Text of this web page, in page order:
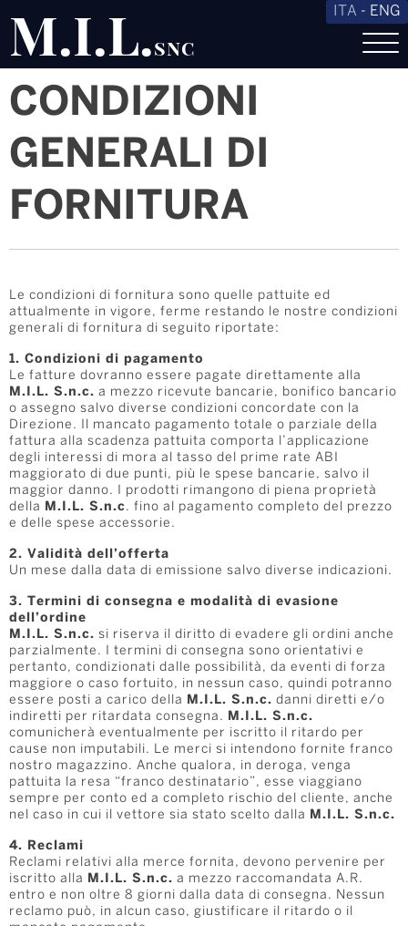
M.I.L.snc
ITA - ENG
CONDIZIONI
GENERALI DI
FORNITURA
Le condizioni di fornitura sono quelle pattuite ed
attualmente in vigore, ferme restando le nostre condizioni
generali di fornitura di seguito riportate:
1. Condizioni di pagamento
Le fatture dovranno essere pagate direttamente alla
M.I.L. S.n.c. a mezzo ricevute bancarie, bonifico bancario
o assegno salvo diverse condizioni concordate con la
Direzione. Il mancato pagamento totale o parziale della
fattura alla scadenza pattuita comporta l’applicazione
degli interessi di mora al tasso del prime rate ABI
maggiorato di due punti, più le spese bancarie, salvo il
maggior danno. I prodotti rimangono di piena proprietà
della
M.I.L. S.n.c. fino al pagamento completo del prezzo
e delle spese accessorie.
2. Validità dell’offerta
Un mese dalla data di emissione salvo diverse indicazioni.
3. Termini di consegna e modalità di evasione
dell’ordine
M.I.L. S.n.c. si riserva il diritto di evadere gli ordini anche
parzialmente. I termini di consegna sono orientativi e
pertanto, condizionati dalle possibilità, da eventi di forza
maggiore o caso fortuito, in nessun caso, quindi potranno
essere posti a carico della
M.I.L. S.n.c. danni diretti e/o
indiretti per ritardata consegna.
M.I.L. S.n.c.
comunicherà eventualmente per iscritto il ritardo per
cause non imputabili. Le merci si intendono fornite franco
nostro magazzino. Anche qualora, in deroga, venga
pattuita la resa “franco destinatario”, esse viaggiano
sempre per conto ed a completo rischio del cliente, anche
nel caso in cui il vettore sia stato scelto dalla
M.I.L. S.n.c.
4. Reclami
Reclami relativi alla merce fornita, devono pervenire per
iscritto alla
M.I.L. S.n.c. a mezzo raccomandata A.R.
entro e non oltre 8 giorni dalla data di consegna. Nessun
reclamo può, in alcun caso, giustificare il ritardo o il